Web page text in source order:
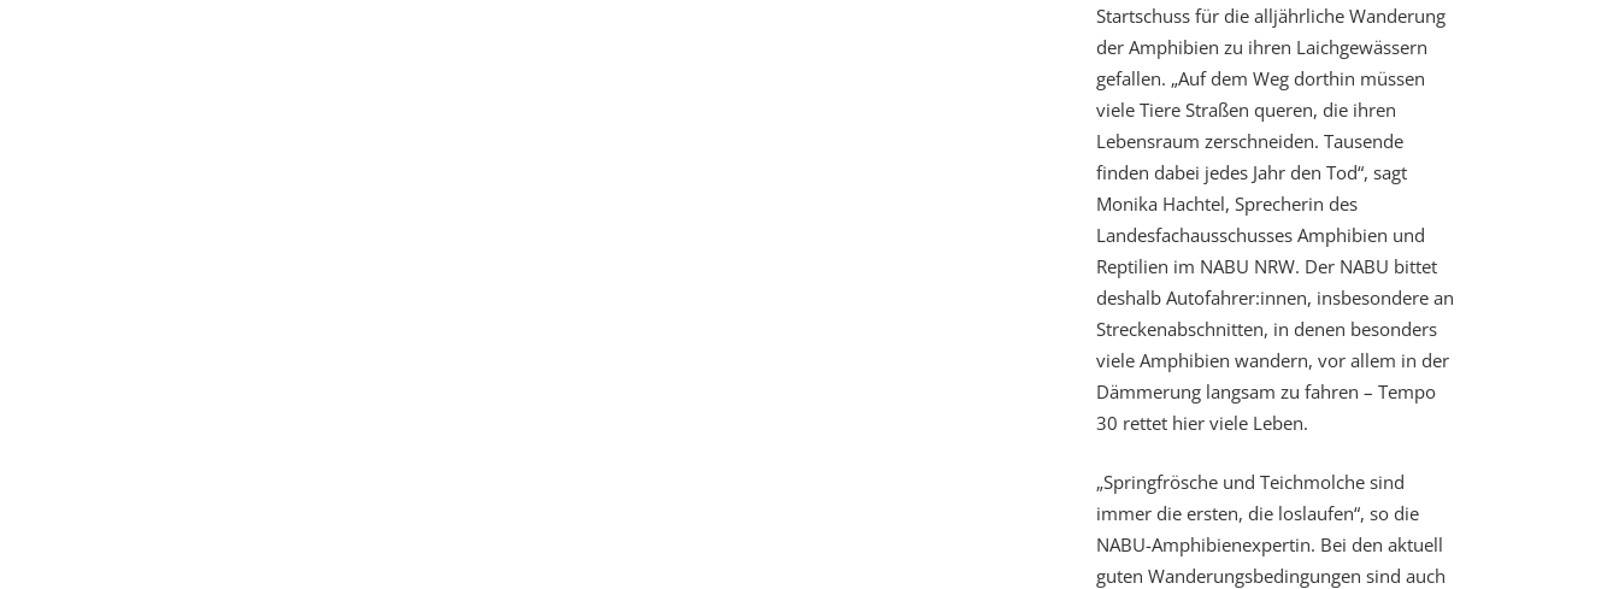
Startschuss für die alljährliche Wanderung
der Amphibien zu ihren Laichgewässern
gefallen. „Auf dem Weg dorthin müssen
viele Tiere Straßen queren, die ihren
Lebensraum zerschneiden. Tausende
finden dabei jedes Jahr den Tod“, sagt
Monika Hachtel, Sprecherin des
Landesfachausschusses Amphibien und
Reptilien im NABU NRW. Der NABU bittet
deshalb Autofahrer:innen, insbesondere an
Streckenabschnitten, in denen besonders
viele Amphibien wandern, vor allem in der
Dämmerung langsam zu fahren – Tempo
30 rettet hier viele Leben.
„Springfrösche und Teichmolche sind
immer die ersten, die loslaufen“, so die
NABU-Amphibienexpertin. Bei den aktuell
guten Wanderungsbedingungen sind auch